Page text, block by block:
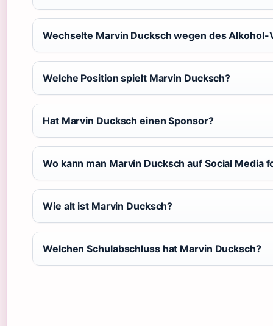
Wechselte Marvin Ducksch wegen des Alkohol-
Welche Position spielt Marvin Ducksch?
Hat Marvin Ducksch einen Sponsor?
Wo kann man Marvin Ducksch auf Social Media
Wie alt ist Marvin Ducksch?
Welchen Schulabschluss hat Marvin Ducksch?